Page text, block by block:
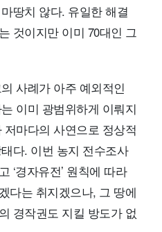
땅치 않다. 유일한 해결
것이지만 이미 70대인 그
사례가 아주 예외적인
이미 광범위하게 이뤄지
마다의 사연으로 정상적
다. 이번 농지 전수조사
‘경자유전’ 원칙에 따라
다는 취지겠으나, 그 땅에
경작권도 지킬 방도가 없